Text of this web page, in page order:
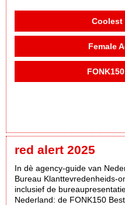
Coolest
Female
red alert 2025
In dè agency-guide van
Bureau Klanttevredenheids-
inclusief de
Nederland: de FONK150